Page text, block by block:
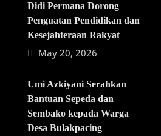
Didi Permana Dorong
Penguatan Pendidikan dan
Kesejahteraan Rakyat
May 20, 2026
Umi Azkiyani Serahkan
Bantuan Sepeda dan
Sembako kepada Warga
Desa Bulakpacing